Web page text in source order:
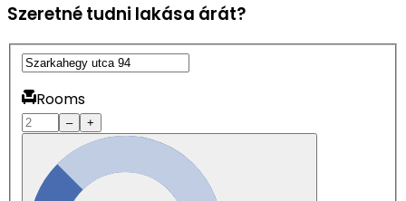
Szeretné tudni lakása árát?
Rooms
– +